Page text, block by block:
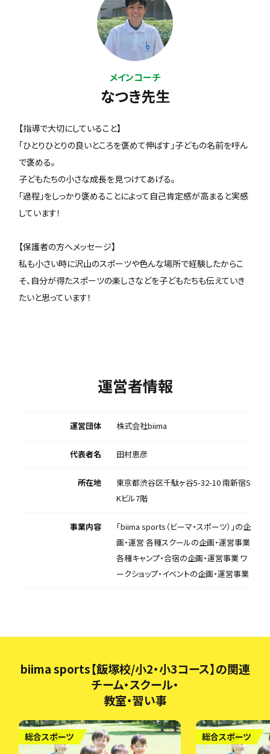
メインコーチ
なつき先生
【指導で大切にしていること】
「ひとりひとりの良いところを褒めて伸ばす」子どもの名前を呼ん
で褒める。
子どもたちの小さな成長を見つけてあげる。
「過程」をしっかり褒めることによって自己肯定感が高まると実感
しています！
【保護者の方へメッセージ】
私も小さい時に沢山のスポーツや色んな場所で経験したからこ
そ、自分が得たスポーツの楽しさなどを子どもたちも伝えていき
たいと思っています！
運営者情報
運営団体 株式会社biima
代表者名 田村恵彦
所在地
東京都渋谷区千駄ヶ谷5-32-10 南新宿S
Kビル7階
事業内容
「biima sports（ビーマ・スポーツ）」の企
画・運営 各種スクールの企画・運営事業
各種キャンプ・合宿の企画・運営事業 ワ
ークショップ・イベントの企画・運営事業
biima sports【飯塚校/小2・小3コース】の関連
チーム・スクール・
教室・習い事
総合スポーツ 総合スポーツ